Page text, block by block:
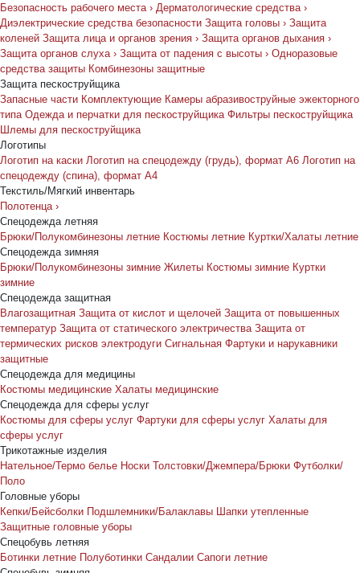
Безопасность рабочего места › Дерматологические средства ›
Диэлектрические средства безопасности Защита головы › Защита
коленей Защита лица и органов зрения › Защита органов дыхания ›
Защита органов слуха › Защита от падения с высоты › Одноразовые
средства защиты Комбинезоны защитные
Защита пескоструйщика
Запасные части Комплектующие Камеры абразивоструйные эжекторного
типа Одежда и перчатки для пескоструйщика Фильтры пескоструйщика
Шлемы для пескоструйщика
Логотипы
Логотип на каски Логотип на спецодежду (грудь), формат А6 Логотип на
спецодежду (спина), формат А4
Текстиль/Мягкий инвентарь
Полотенца ›
Спецодежда летняя
Брюки/Полукомбинезоны летние Костюмы летние Куртки/Халаты летние
Спецодежда зимняя
Брюки/Полукомбинезоны зимние Жилеты Костюмы зимние Куртки
зимние
Спецодежда защитная
Влагозащитная Защита от кислот и щелочей Защита от повышенных
температур Защита от статического электричества Защита от
термических рисков электродуги Сигнальная Фартуки и нарукавники
защитные
Спецодежда для медицины
Костюмы медицинские Халаты медицинские
Спецодежда для сферы услуг
Костюмы для сферы услуг Фартуки для сферы услуг Халаты для
сферы услуг
Трикотажные изделия
Нательное/Термо белье Носки Толстовки/Джемпера/Брюки Футболки/
Поло
Головные уборы
Кепки/Бейсболки Подшлемники/Балаклавы Шапки утепленные
Защитные головные уборы
Спецобувь летняя
Ботинки летние Полуботинки Сандалии Сапоги летние